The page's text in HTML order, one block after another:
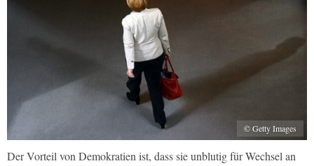
© Getty Images
Der Vorteil von Demokratien ist, dass sie unblutig für Wechsel an